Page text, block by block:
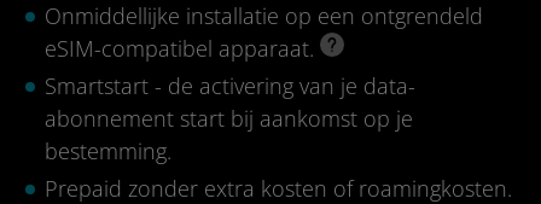
Onmiddellijke installatie op een ontgrendeld
eSIM-compatibel apparaat.
Smartstart - de activering van je data-
abonnement start bij aankomst op je
bestemming.
Prepaid zonder extra kosten of roamingkosten.